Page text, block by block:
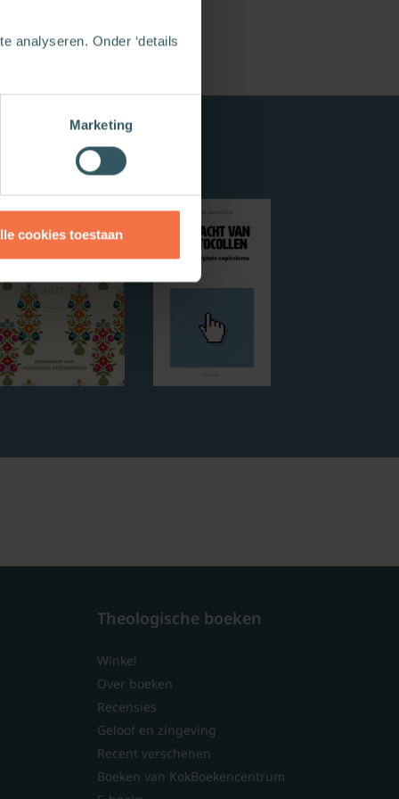
analyseren. Onder ‘details
Marketing
cookies toestaan
Theologische boeken
Winkel
Over boeken
Recensies
Geloof en zingeving
Recent verschenen
Boeken van KokBoekencentrum